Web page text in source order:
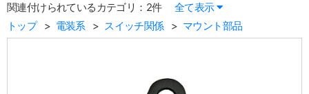
関連付けられているカテゴリ：2件
全て表示
トップ
電装系 スイッチ関係 マウント部品